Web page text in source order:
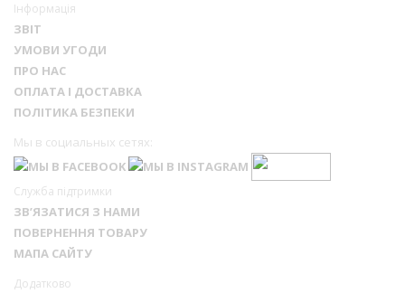
Інформація
ЗВІТ
УМОВИ УГОДИ
ПРО НАС
ОПЛАТА І ДОСТАВКА
ПОЛІТИКА БЕЗПЕКИ
Мы в социальных сетях:
Служба підтримки
ЗВ’ЯЗАТИСЯ З НАМИ
ПОВЕРНЕННЯ ТОВАРУ
МАПА САЙТУ
Додатково